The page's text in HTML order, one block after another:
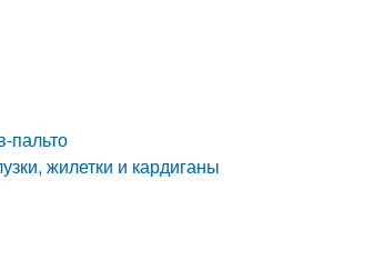
пальто
жилетки и кардиганы